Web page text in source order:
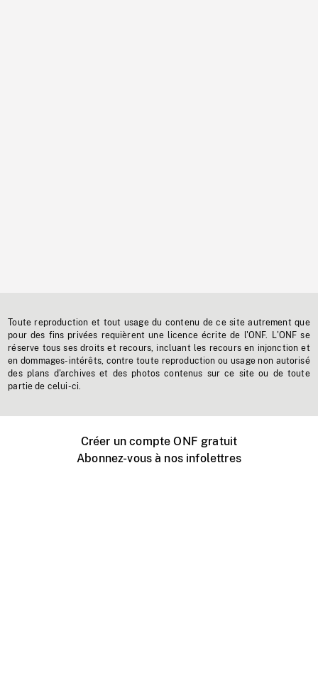
Toute reproduction et tout usage du contenu de ce site autrement que
pour des fins privées requièrent une licence écrite de l'ONF. L'ONF se
réserve tous ses droits et recours, incluant les recours en injonction et
en dommages-intérêts, contre toute reproduction ou usage non autorisé
des plans d'archives et des photos contenus sur ce site ou de toute
partie de celui-ci.
Créer un compte ONF gratuit
Abonnez-vous à nos infolettres